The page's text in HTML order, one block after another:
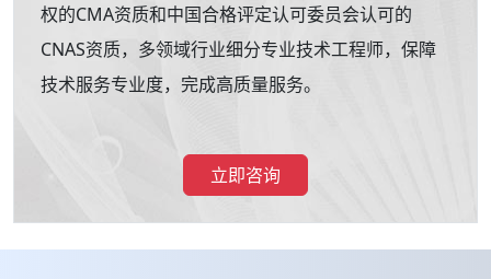
权的CMA资质和中国合格评定认可委员会认可的
CNAS资质，多领域行业细分专业技术工程师，保障
技术服务专业度，完成高质量服务。
立即咨询